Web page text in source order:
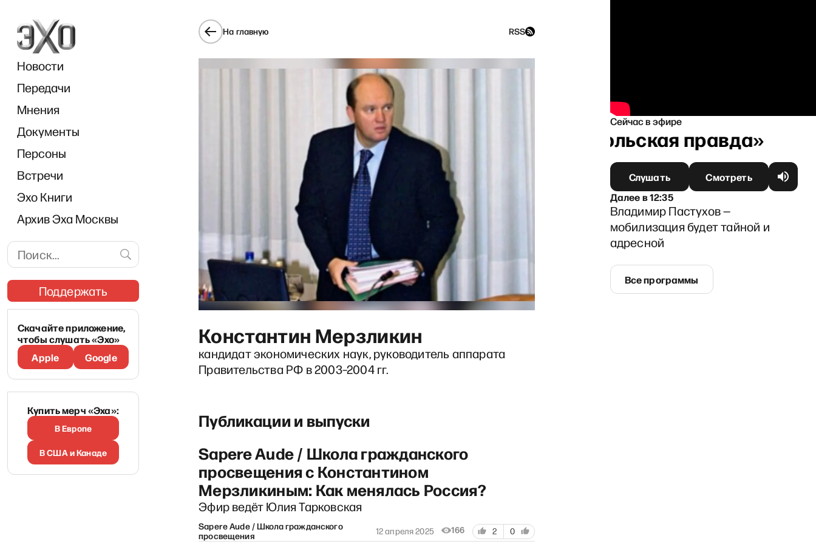
Новости
Передачи
Мнения
Документы
Персоны
Встречи
Эхо Книги
Архив Эха Москвы
Поддержать
Скачайте приложение,
чтобы слушать «Эхо»
Apple
Google
Купить мерч «Эха»:
В Европе
В США и Канаде
На главную RSS
Константин Мерзликин
кандидат экономических наук, руководитель аппарата
Правительства РФ в 2003–2004 гг.
Публикации и выпуски
Sapere Aude / Школа гражданского
просвещения с Константином
Мерзликиным: Как менялась Россия?
Эфир ведёт Юлия Тарковская
Sapere Aude / Школа гражданского
просвещения
12 апреля 2025 166 2 0
Сейчас в эфире
«Ганапольская правда»
Слушать
Смотреть
Далеев12:35
Владимир Пастухов —
мобилизация будет тайной и
адресной
Все программы